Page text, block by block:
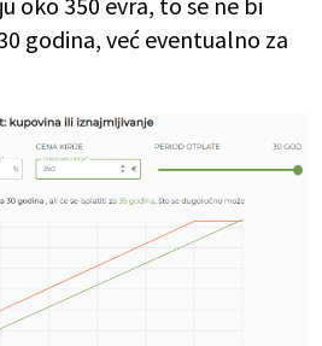
godina, već eventualno za